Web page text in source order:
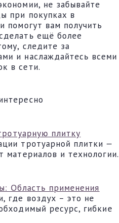
не забывайте
при покупках в
помогут вам получить
ещё более
следите за
и наслаждайтесь всеми
в сети.
плитку
тротуарной плитки —
материалов и технологии.
Область применения
где воздух – это не
ресурс, гибкие